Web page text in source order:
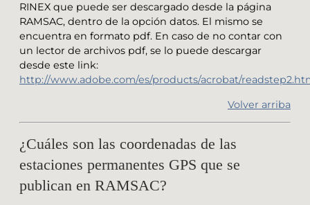
RINEX que puede ser descargado desde la página
RAMSAC, dentro de la opción datos. El mismo se
encuentra en formato pdf. En caso de no contar con
un lector de archivos pdf, se lo puede descargar
desde este link:
http://www.adobe.com/es/products/acrobat/
Volver arriba
¿Cuáles son las coordenadas de las
estaciones permanentes GPS que se
publican en RAMSAC?